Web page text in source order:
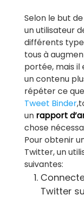
Selon le but de
un utilisateur
différents
tous à
portée, mais il
un contenu
répéter ce
Tweet Binder
un rapport
chose
Pour obtenir
Twitter, un
suivantes:
Twitter